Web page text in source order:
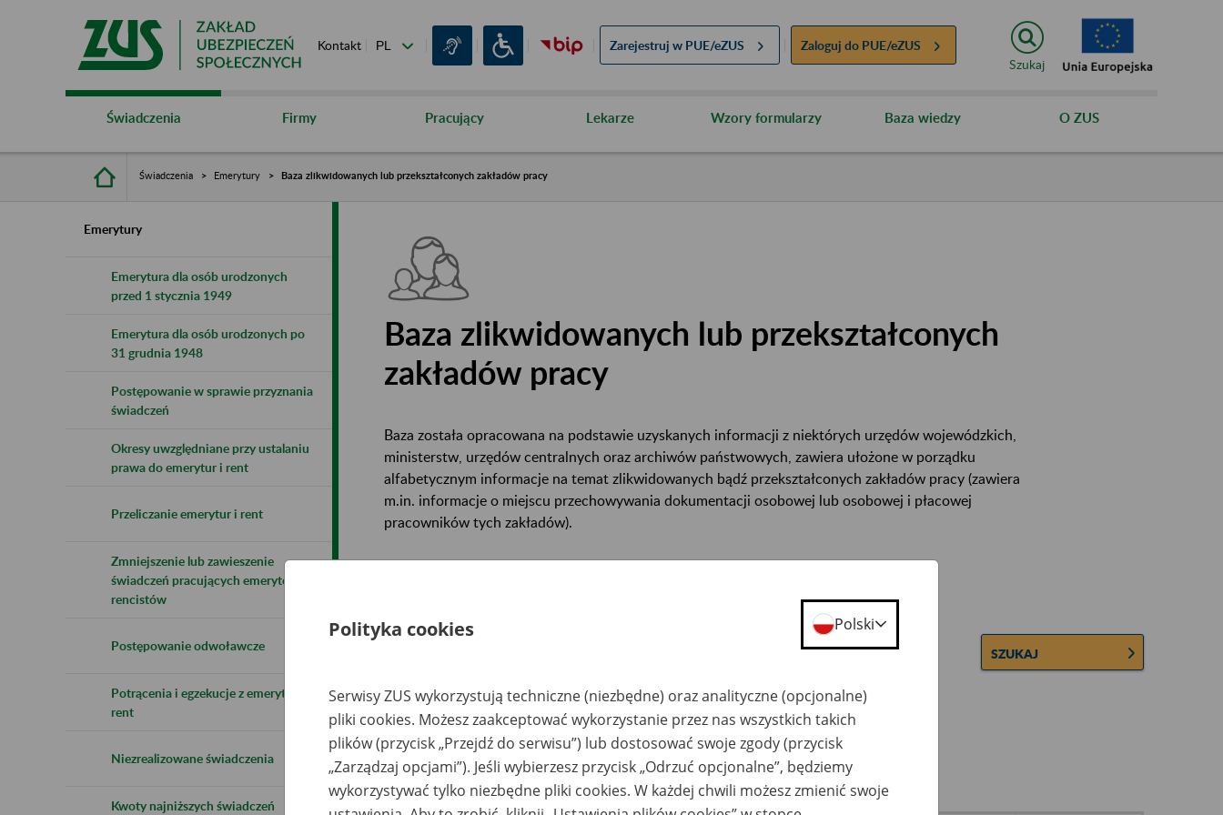
Kontakt Zarejestruj w PUE/eZUS Zaloguj do PUE/eZUS
Szukaj
Świadczenia Firmy Pracujący Lekarze Wzory formularzy Baza wiedzy O ZUS
Świadczenia Emerytury Baza zlikwidowanych lub przekształconych zakładów pracy
Emerytury
Emerytura dla osób urodzonych
przed 1 stycznia 1949
Emerytura dla osób urodzonych po
31 grudnia 1948
Postępowanie w sprawie przyznania
świadczeń
Okresy uwzględniane przy ustalaniu
prawa do emerytur i rent
Przeliczanie emerytur i rent
Zmniejszenie lub zawieszenie
świadczeń pracujących emerytów i
rencistów
Postępowanie odwoławcze
Potrącenia i egzekucje z emerytur i
rent
Niezrealizowane świadczenia
Kwoty najniższych świadczeń
Baza zlikwidowanych lub przekształconych
zakładów pracy
Baza została opracowana na podstawie uzyskanych informacji z niektórych urzędów wojewódzkich,
ministerstw, urzędów centralnych oraz archiwów państwowych, zawiera ułożone w porządku
alfabetycznym informacje na temat zlikwidowanych bądź przekształconych zakładów pracy (zawiera
m.in. informacje o miejscu przechowywania dokumentacji osobowej lub osobowej i płacowej
pracowników tych zakładów).
Bazę można przeszukiwać wg nazwy zakładu pracy.
SZUKAJ
Wszystkie uwagi można przesyłać poprzezformularz
Ukryj wszystkie pozycje bazy
Polityka cookies Polski
Serwisy ZUS wykorzystują techniczne (niezbędne) oraz analityczne (opcjonalne)
pliki cookies. Możesz zaakceptować wykorzystanie przez nas wszystkich takich
plików (przycisk „Przejdź do serwisu”) lub dostosować swoje zgody (przycisk
„Zarządzaj opcjami”). Jeśli wybierzesz przycisk „Odrzuć opcjonalne”, będziemy
wykorzystywać tylko niezbędne pliki cookies. W każdej chwili możesz zmienić swoje